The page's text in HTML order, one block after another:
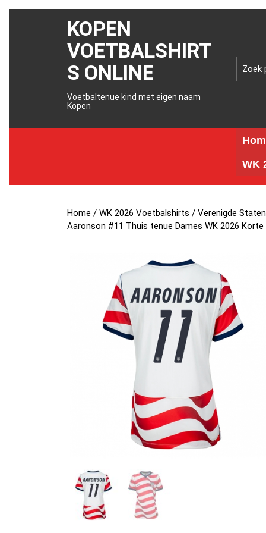
KOPEN
VOETBALSHIRT
S ONLINE
Voetbaltenue kind met eigen naam
Kopen
WK
Home /WK 2026 Voetbalshirts /Verenigde
Aaronson #11 Thuis tenue Dames WK 2026